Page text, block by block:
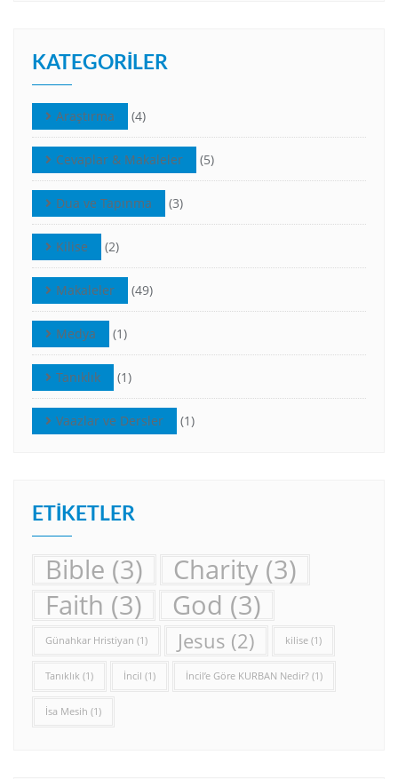
KATEGORILER
Araştırma (4)
Cevaplar & Makaleler (5)
Dua ve Tapınma (3)
Kilise (2)
Makaleler (49)
Medya (1)
Tanıklık (1)
Vaazlar ve Dersler (1)
ETIKETLER
Bible (3) Charity (3)
Faith (3) God (3)
Günahkar Hristiyan (1) Jesus (2) kilise (1)
Tanıklık (1) İncil (1) İncil’e Göre KURBAN Nedir? (1)
İsa Mesih (1)